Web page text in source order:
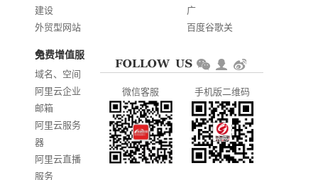
建设
外贸型网站
商城网站开
发
门户信息平
台开发
广
百度谷歌关
AI智能发布
免费增值服务
域名、空间
阿里云企业
邮箱
阿里云服务
器
阿里云直播
服务
微信客服 手机版二维码